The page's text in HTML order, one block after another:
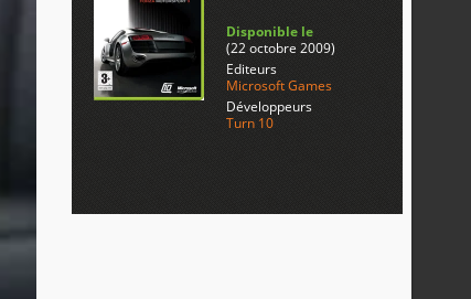
Disponible le
(22 octobre 2009)
Editeurs
Microsoft Games
Développeurs
Turn 10